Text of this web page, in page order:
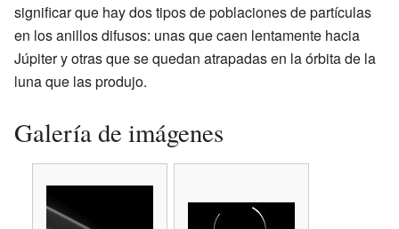
significar que hay dos tipos de poblaciones de partículas
en los anillos difusos: unas que caen lentamente hacia
Júpiter y otras que se quedan atrapadas en la órbita de la
luna que las produjo.
Galería de imágenes